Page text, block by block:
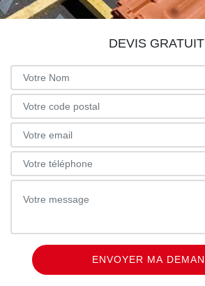
DEVIS GRATUIT